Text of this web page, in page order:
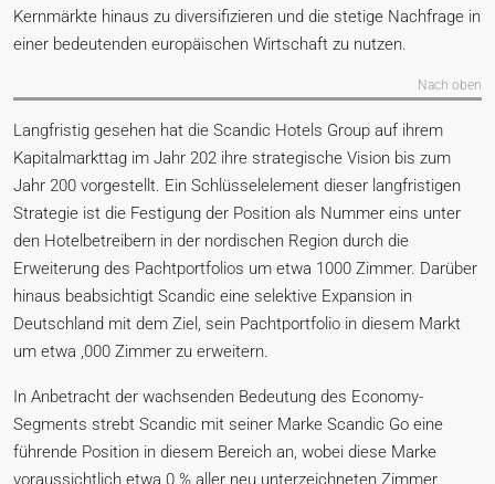
Kernmärkte hinaus zu diversifizieren und die stetige Nachfrage in
einer bedeutenden europäischen Wirtschaft zu nutzen.
Nach oben
Langfristig gesehen hat die Scandic Hotels Group auf ihrem
Kapitalmarkttag im Jahr 202 ihre strategische Vision bis zum
Jahr 200 vorgestellt. Ein Schlüsselelement dieser langfristigen
Strategie ist die Festigung der Position als Nummer eins unter
den Hotelbetreibern in der nordischen Region durch die
Erweiterung des Pachtportfolios um etwa 1000 Zimmer. Darüber
hinaus beabsichtigt Scandic eine selektive Expansion in
Deutschland mit dem Ziel, sein Pachtportfolio in diesem Markt
um etwa ,000 Zimmer zu erweitern.
In Anbetracht der wachsenden Bedeutung des Economy-
Segments strebt Scandic mit seiner Marke Scandic Go eine
führende Position in diesem Bereich an, wobei diese Marke
voraussichtlich etwa 0 % aller neu unterzeichneten Zimmer